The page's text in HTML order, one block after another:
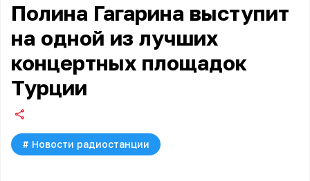
Полина Гагарина выступит
на одной из лучших
концертных площадок
Турции
# Новости радиостанции